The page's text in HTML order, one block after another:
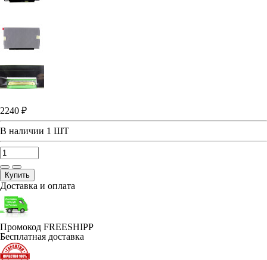
2240 ₽
В наличии 1 ШТ
Купить
Доставка и оплата
Промокод FREESHIPP
Бесплатная доставка